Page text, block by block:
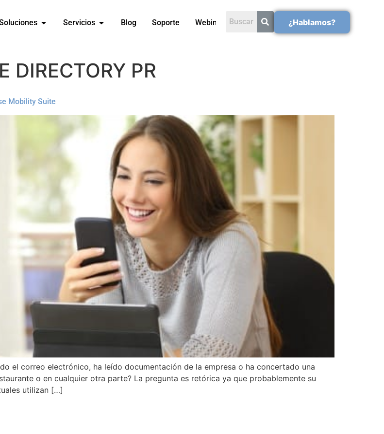
Servicios Blog Soporte Webinars ¿Hablamos?
DIRECTORY PR
Mobility Suite
el correo electrónico, ha leído documentación de la empresa o ha concertado una
o en cualquier otra parte? La pregunta es retórica ya que probablemente su
utilizan […]